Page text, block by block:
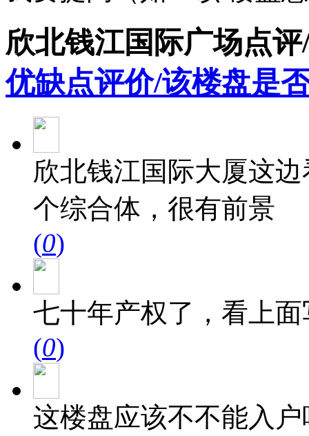
欣北钱江国际广场点
优缺点评价/该楼盘是
欣北钱江国际大厦这
个综合体，很有前景
(0)
七十年产权了，看上
(0)
这楼盘应该不不能入